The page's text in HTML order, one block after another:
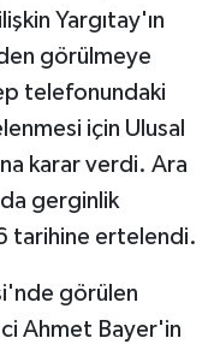
Yargıtay'ın
görülmeye
telefonundaki
için Ulusal
karar verdi. Ara
gerginlik
tarihine ertelendi.
görülen
Ahmet Bayer'in